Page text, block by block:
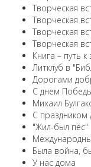
Творческая
Творческая
Творческая
Творческая
Книга – путь к
Литклуб в
Дорогами
С днем
Михаил
С праздником
"Жил-был пёс"
Была война,
У нас дома